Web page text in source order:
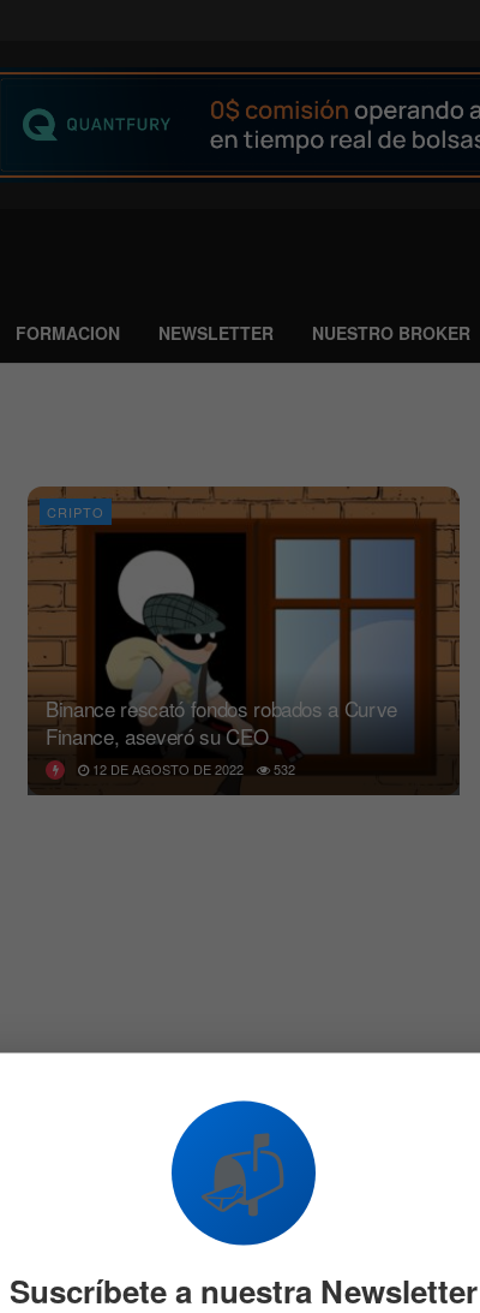
FORMACION NEWSLETTER NUESTRO BROKER
CRIPTO
Binance rescató fondos robados a Curve
Finance, aseveró su CEO
12 DE AGOSTO DE 2022 532
📬
Suscríbete a nuestra Newsletter